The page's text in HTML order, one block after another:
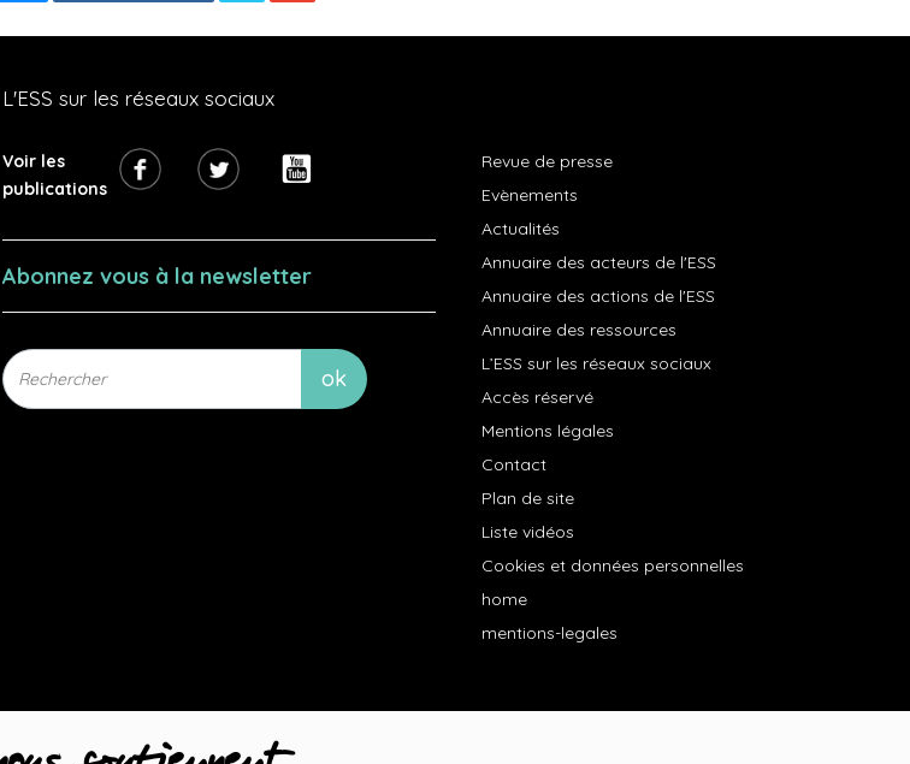
L'ESS sur les réseaux sociaux
Voir les
publications
Abonnez vous à la newsletter
Revue de presse
Evènements
Actualités
Annuaire des acteurs de l'ESS
Annuaire des actions de l'ESS
Annuaire des ressources
L’ESS sur les réseaux sociaux
Accès réservé
Mentions légales
Contact
Plan de site
Liste vidéos
Cookies et données personnelles
home
mentions-legales